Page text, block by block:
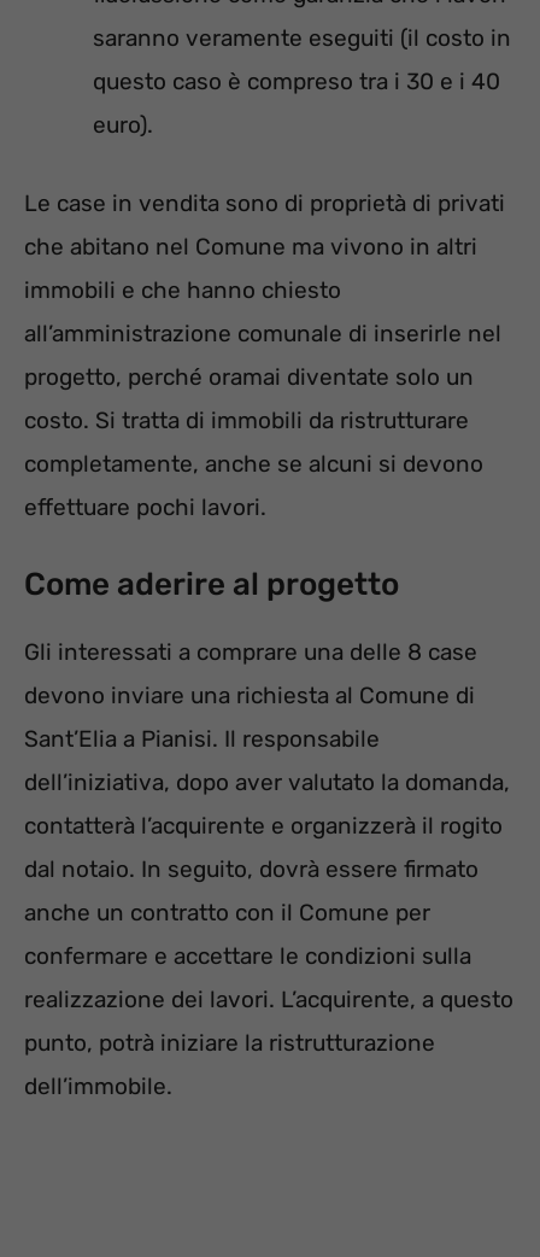
saranno veramente eseguiti (il costo in
questo caso è compreso tra i 30 e i 40
euro).
Le case in vendita sono di proprietà di privati
che abitano nel Comune ma vivono in altri
immobili e che hanno chiesto
all’amministrazione comunale di inserirle nel
progetto, perché oramai diventate solo un
costo. Si tratta di immobili da ristrutturare
completamente, anche se alcuni si devono
effettuare pochi lavori.
Come aderire al progetto
Gli interessati a comprare una delle 8 case
devono inviare una richiesta al Comune di
Sant’Elia a Pianisi. Il responsabile
dell’iniziativa, dopo aver valutato la domanda,
contatterà l’acquirente e organizzerà il rogito
dal notaio. In seguito, dovrà essere firmato
anche un contratto con il Comune per
confermare e accettare le condizioni sulla
realizzazione dei lavori. L’acquirente, a questo
punto, potrà iniziare la ristrutturazione
dell’immobile.